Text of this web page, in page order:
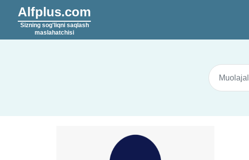
Alfplus.com
Sizning sog'liqni saqlash
maslahatchisi